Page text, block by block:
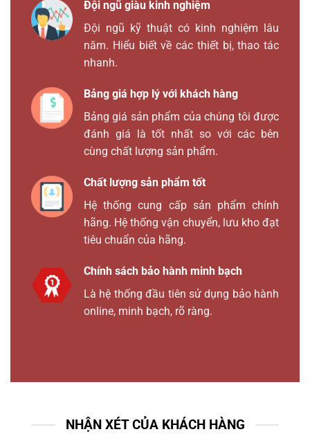
Đội ngũ giàu kinh nghiệm
Đội ngũ kỹ thuật có kinh nghiệm lâu
năm. Hiểu biết về các thiết bị, thao tác
nhanh.
Bảng giá hợp lý với khách hàng
Bảng giá sản phẩm của chúng tôi được
đánh giá là tốt nhất so với các bên
cùng chất lượng sản phẩm.
Chất lượng sản phẩm tốt
Hệ thống cung cấp sản phẩm chính
hãng. Hệ thống vận chuyển, lưu kho đạt
tiêu chuẩn của hãng.
Chính sách bảo hành minh bạch
Là hệ thống đầu tiên sử dụng bảo hành
online, minh bạch, rõ ràng.
NHẬN XÉT CỦA KHÁCH HÀNG